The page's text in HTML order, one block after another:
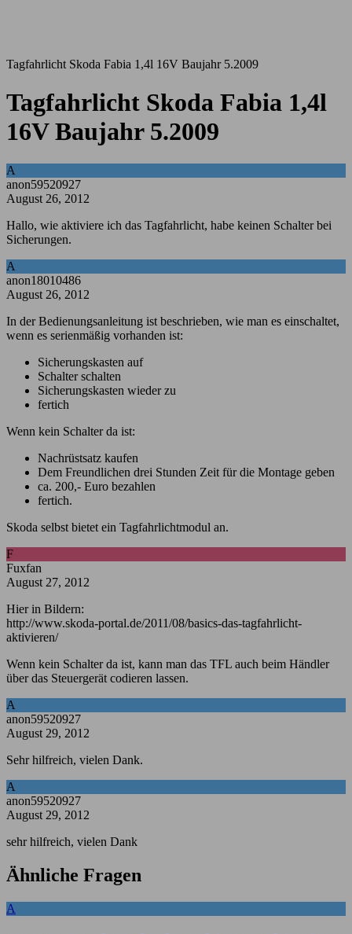
Tagfahrlicht Skoda Fabia 1,4l 16V Baujahr 5.2009
Tagfahrlicht Skoda Fabia 1,4l
16V Baujahr 5.2009
A
anon59520927
August 26, 2012
Hallo, wie aktiviere ich das Tagfahrlicht, habe keinen Schalter bei
Sicherungen.
A
anon18010486
August 26, 2012
In der Bedienungsanleitung ist beschrieben, wie man es einschaltet,
wenn es serienmäßig vorhanden ist:
Sicherungskasten auf
Schalter schalten
Sicherungskasten wieder zu
fertich
Wenn kein Schalter da ist:
Nachrüstsatz kaufen
Dem Freundlichen drei Stunden Zeit für die Montage geben
ca. 200,- Euro bezahlen
fertich.
Skoda selbst bietet ein Tagfahrlichtmodul an.
F
Fuxfan
August 27, 2012
Hier in Bildern:
http://www.skoda-portal.de/2011/08/basics-das-tagfahrlicht-
aktivieren/
Wenn kein Schalter da ist, kann man das TFL auch beim Händler
über das Steuergerät codieren lassen.
A
anon59520927
August 29, 2012
Sehr hilfreich, vielen Dank.
A
anon59520927
August 29, 2012
sehr hilfreich, vielen Dank
Ähnliche Fragen
A